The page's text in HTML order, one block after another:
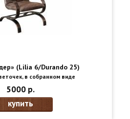
(Lilia 6/Durando 25)
в собранном виде
5000 р.
купить